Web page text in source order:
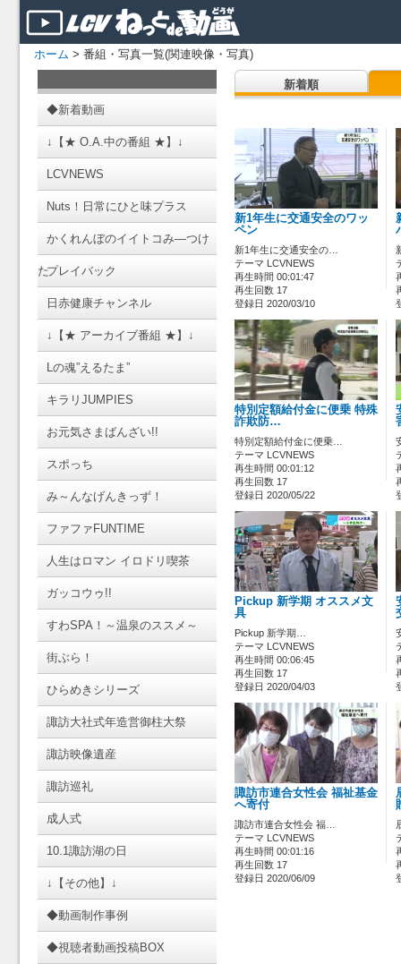
ホーム > 番組・写真一覧(関連映像・写真)
◆新着動画
↓【★ O.A.中の番組 ★】↓
LCVNEWS
Nuts！日常にひと味プラス
かくれんぼのイイトコみ―つけ
たプレイバック
日赤健康チャンネル
↓【★ アーカイブ番組 ★】↓
Lの魂”えるたま”
キラリJUMPIES
お元気さまばんざい!!
スポっち
み～んなげんきっず！
ファファFUNTIME
人生はロマン イロドリ喫茶
ガッコウゥ!!
すわSPA！～温泉のススメ～
街ぶら！
ひらめきシリーズ
諏訪大社式年造営御柱大祭
諏訪映像遺産
諏訪巡礼
成人式
10.1諏訪湖の日
↓【その他】↓
◆動画制作事例
◆視聴者動画投稿BOX
新着順
新1年生に交通安全のワッ
ペン
新1年生に交通安全の…
テーマ LCVNEWS
再生時間 00:01:47
再生回数 17
登録日 2020/03/10
特別定額給付金に便乗 特殊
詐欺防…
特別定額給付金に便乗…
テーマ LCVNEWS
再生時間 00:01:12
再生回数 17
登録日 2020/05/22
Pickup 新学期 オススメ文
具
Pickup 新学期…
テーマ LCVNEWS
再生時間 00:06:45
再生回数 17
登録日 2020/04/03
諏訪市連合女性会 福祉基金
へ寄付
諏訪市連合女性会 福…
テーマ LCVNEWS
再生時間 00:01:16
再生回数 17
登録日 2020/06/09